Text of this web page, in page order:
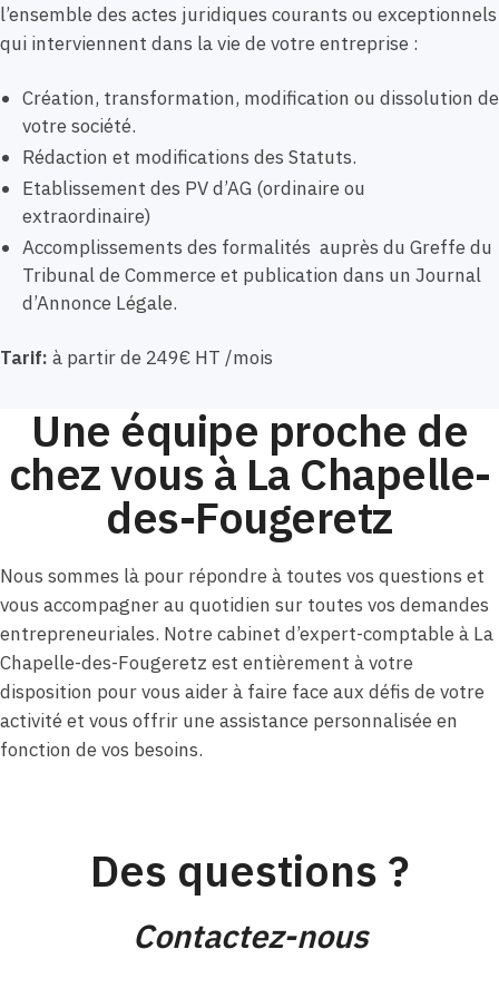
l’ensemble des actes juridiques courants ou exceptionnels
qui interviennent dans la vie de votre entreprise :
Création, transformation, modification ou dissolution de
votre société.
Rédaction et modifications des Statuts.
Etablissement des PV d’AG (ordinaire ou
extraordinaire)
Accomplissements des formalités auprès du Greffe du
Tribunal de Commerce et publication dans un Journal
d’Annonce Légale.
Tarif: à partir de 249€ HT /mois
Une équipe proche de
chez vous à La Chapelle-
des-Fougeretz
Nous sommes là pour répondre à toutes vos questions et
vous accompagner au quotidien sur toutes vos demandes
entrepreneuriales. Notre cabinet d’expert-comptable à La
Chapelle-des-Fougeretz est entièrement à votre
disposition pour vous aider à faire face aux défis de votre
activité et vous offrir une assistance personnalisée en
fonction de vos besoins.
Des questions ?
Contactez-nous